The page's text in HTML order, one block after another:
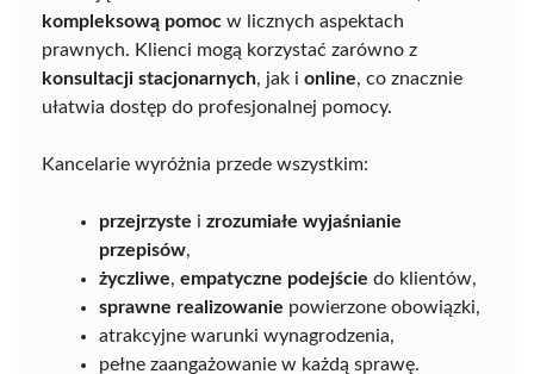
kompleksową pomoc w licznych aspektach
prawnych. Klienci mogą korzystać zarówno z
konsultacji stacjonarnych, jak i online, co znacznie
ułatwia dostęp do profesjonalnej pomocy.
Kancelarie wyróżnia przede wszystkim:
przejrzyste i zrozumiałe wyjaśnianie
przepisów,
życzliwe, empatyczne podejście do klientów,
sprawne realizowanie powierzone obowiązki,
atrakcyjne warunki wynagrodzenia,
pełne zaangażowanie w każdą sprawę.